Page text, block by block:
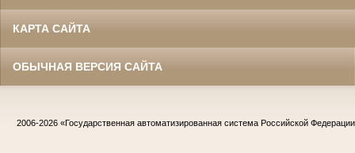
КАРТА САЙТА
ОБЫЧНАЯ ВЕРСИЯ САЙТА
2006-2026 «Государственная автоматизированная система Российской